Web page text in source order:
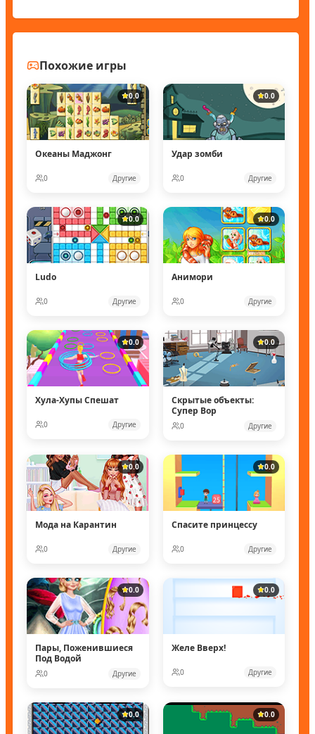
Похожие игры
0.0
Океаны Маджонг
0 Другие
0.0
Удар зомби
0 Другие
0.0
Ludo
0 Другие
0.0
Анимори
0 Другие
0.0
Хула-Хупы Спешат
0 Другие
0.0
Скрытые объекты:
Супер Вор
0 Другие
0.0
Мода на Карантин
0 Другие
0.0
Спасите принцессу
0 Другие
0.0
Пары, Поженившиеся
Под Водой
0 Другие
0.0
Желе Вверх!
0 Другие
0.0 0.0